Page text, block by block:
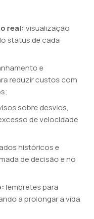
real: visualização
status de cada
e
reduzir custos com
sobre desvios,
de velocidade
históricos e
de decisão e no
lembretes para
a prolongar a vida